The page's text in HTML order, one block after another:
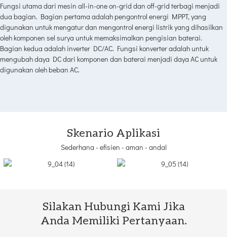
Fungsi utama dari mesin all-in-one on-grid dan off-grid terbagi menjadi
dua bagian. Bagian pertama adalah pengontrol energi MPPT, yang
digunakan untuk mengatur dan mengontrol energi listrik yang dihasilkan
oleh komponen sel surya untuk memaksimalkan pengisian baterai.
Bagian kedua adalah inverter DC/AC. Fungsi konverter adalah untuk
mengubah daya DC dari komponen dan baterai menjadi daya AC untuk
digunakan oleh beban AC.
Skenario Aplikasi
Sederhana - efisien - aman - andal
Silakan Hubungi Kami Jika
Anda Memiliki Pertanyaan.